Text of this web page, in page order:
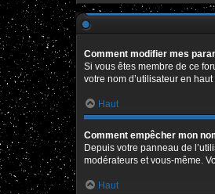
Comment modifier mes
Si vous êtes membre de ce
votre nom d’utilisateur en
Haut
Comment empêcher mon
Depuis votre panneau de
modérateurs et vous-même.
Haut